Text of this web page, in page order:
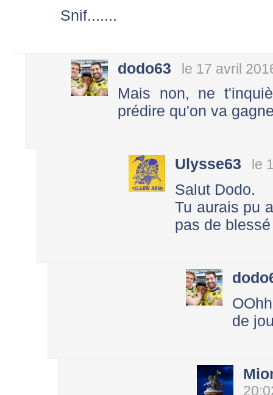
Snif.......
dodo63 le 17 avril
Mais non, ne
prédire qu'on va
Ulysse63 le
Salut Dodo.
Tu aurais pu
pas de
de